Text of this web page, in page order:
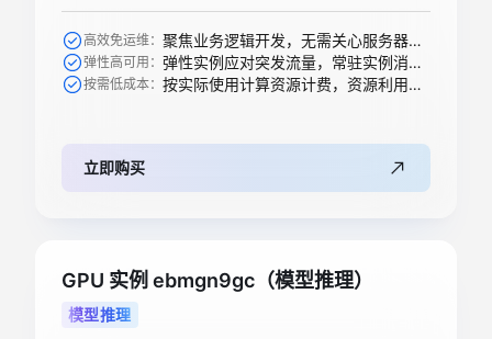
高效免运维： 聚焦业务逻辑开发，无需关心服务器购买等运维操作
弹性高可用： 弹性实例应对突发流量，常驻实例消除冷启动
按需低成本： 按实际使用计算资源计费，资源利用率高
立即购买
GPU 实例 ebmgn9gc（模型推理）
模型推理